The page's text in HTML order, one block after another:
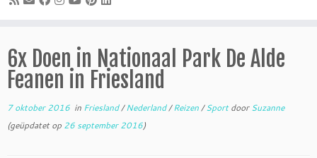
6x Doen in Nationaal Park De Alde
Feanen in Friesland
7 oktober 2016 in Friesland/Nederland/Reizen/SportdoorSuzanne
(geüpdatet op 26 september 2016)